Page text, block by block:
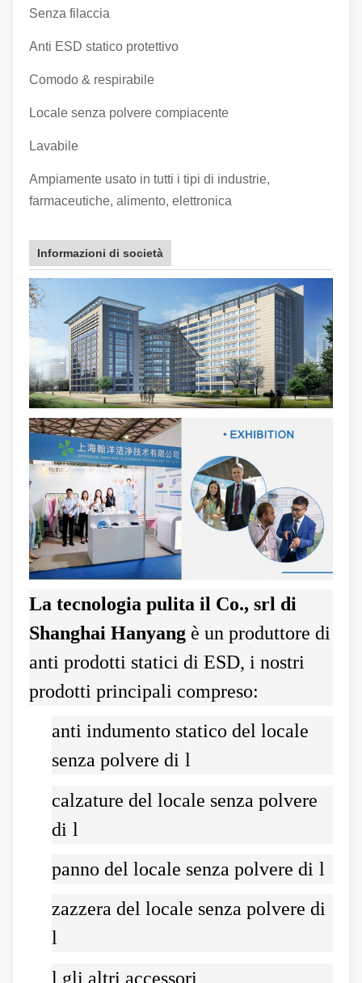
Senza filaccia
Anti ESD statico protettivo
Comodo & respirabile
Locale senza polvere compiacente
Lavabile
Ampiamente usato in tutti i tipi di industrie,
farmaceutiche, alimento, elettronica
Informazioni di società
La tecnologia pulita il Co., srl di
Shanghai Hanyang è un produttore di
anti prodotti statici di ESD, i nostri
prodotti principali compreso:
anti indumento statico del locale
senza polvere di l
calzature del locale senza polvere
di l
panno del locale senza polvere di l
zazzera del locale senza polvere di
l
l gli altri accessori